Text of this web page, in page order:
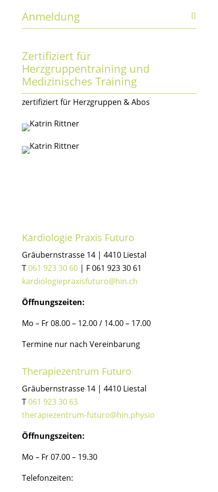
Anmeldung
Zertifiziert für
Herzgruppentraining und
Medizinisches Training
zertifiziert für Herzgruppen & Abos
Kardiologie Praxis Futuro
Gräubernstrasse 14 | 4410 Liestal
T061 923 30 60| F 061 923 30 61
kardiologiepraxisfuturo@hin.ch
Öffnungszeiten:
Mo – Fr 08.00 – 12.00 / 14.00 – 17.00
Termine nur nach Vereinbarung
Therapiezentrum Futuro
Gräubernstrasse 14 | 4410 Liestal
T061 923 30 63
therapiezentrum-futuro@hin.physio
Öffnungszeiten:
Mo – Fr 07.00 – 19.30
Telefonzeiten: